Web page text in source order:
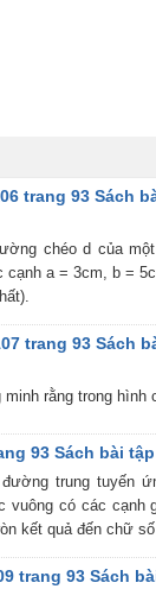
trang 93 Sách
chéo d của
cạnh a = 3cm, b =
trang 93 Sách
minh rằng trong hình
93 Sách bài
trung tuyến
vuông có các cạnh
kết quả đến chữ
trang 93 Sách